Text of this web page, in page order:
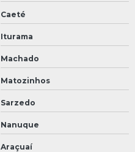
Caeté
Iturama
Machado
Matozinhos
Sarzedo
Nanuque
Araçuaí